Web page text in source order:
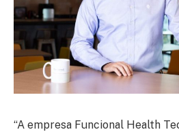
“A empresa Funcional Health